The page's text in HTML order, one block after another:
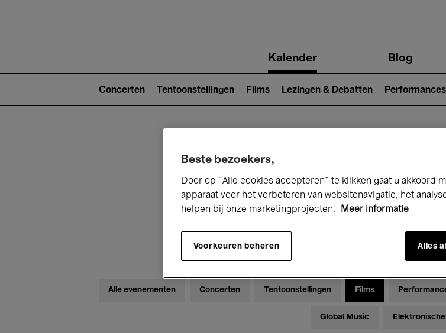
navigationKalender Blog
2)
Concerten Tentoonstellingen Films Lezingen & Debatten Performances
Alle evenementen Concerten Tentoonstellingen Films
Global Music
Beste bezoekers,
Door op “Alle cookies accepteren” te klikken gaat u akkoord
apparaat voor het verbeteren van websitenavigatie, het
helpen bij onze marketingprojecten.
Meer informatie
Voorkeuren beheren Alles